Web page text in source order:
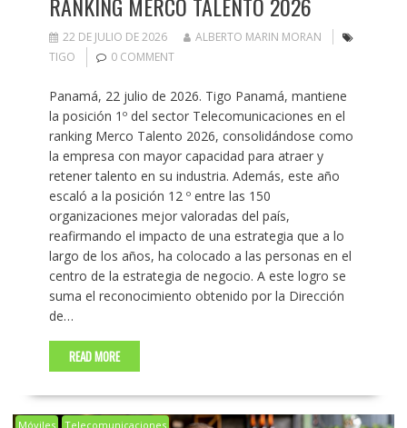
RANKING MERCO TALENTO 2026
22 DE JULIO DE 2026
ALBERTO MARIN MORAN
TIGO
0 COMMENT
Panamá, 22 julio de 2026. Tigo Panamá, mantiene
la posición 1º del sector Telecomunicaciones en el
ranking Merco Talento 2026, consolidándose como
la empresa con mayor capacidad para atraer y
retener talento en su industria. Además, este año
escaló a la posición 12 º entre las 150
organizaciones mejor valoradas del país,
reafirmando el impacto de una estrategia que a lo
largo de los años, ha colocado a las personas en el
centro de la estrategia de negocio. A este logro se
suma el reconocimiento obtenido por la Dirección
de…
READ MORE
Móviles Telecomunicaciones